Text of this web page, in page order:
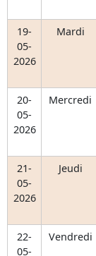
19-
05-
2026
Mardi
20-
05-
2026
Mercredi
21-
05-
2026
Jeudi
22-
05-
Vendredi